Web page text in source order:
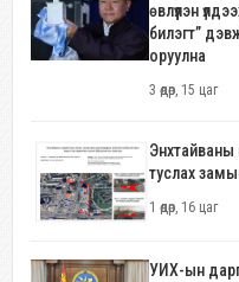
өвлүүлэн
билэгт”
оруулна
3 өдөр, 15 цаг
Энхтайваны
туслах
1 өдөр, 16 цаг
УИХ-ын